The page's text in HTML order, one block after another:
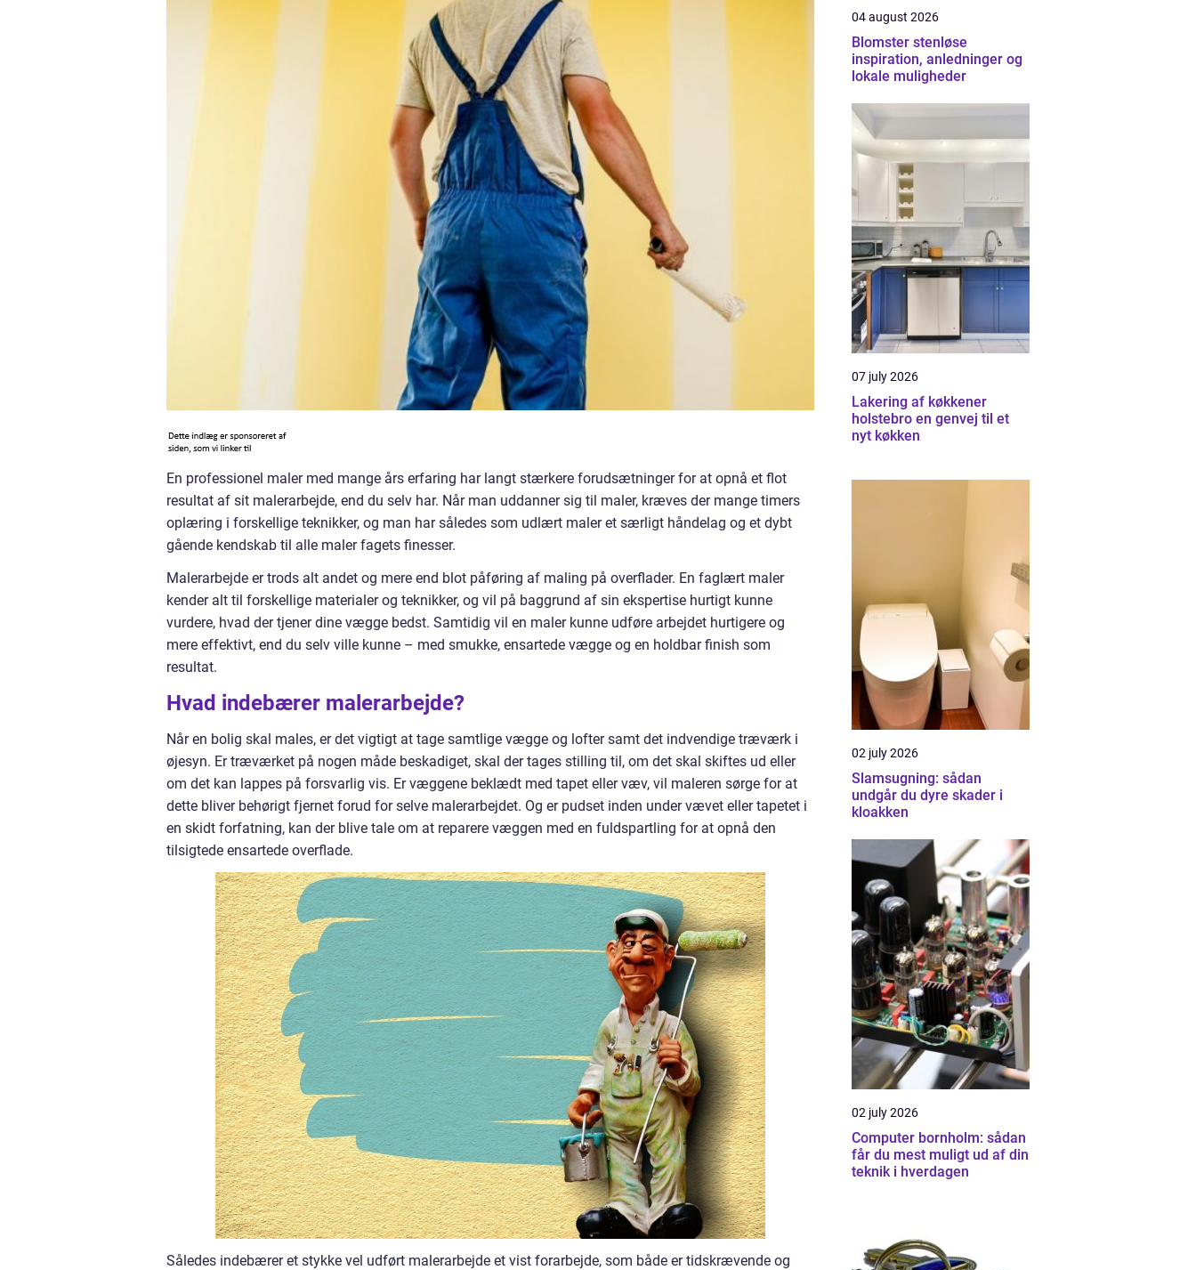
En professionel maler med mange års erfaring har langt stærkere forudsætninger for at opnå et flot
resultat af sit malerarbejde, end du selv har. Når man uddanner sig til maler, kræves der mange timers
oplæring i forskellige teknikker, og man har således som udlært maler et særligt håndelag og et dybt
gående kendskab til alle maler fagets finesser.
Malerarbejde er trods alt andet og mere end blot påføring af maling på overflader. En faglært maler
kender alt til forskellige materialer og teknikker, og vil på baggrund af sin ekspertise hurtigt kunne
vurdere, hvad der tjener dine vægge bedst. Samtidig vil en maler kunne udføre arbejdet hurtigere og
mere effektivt, end du selv ville kunne – med smukke, ensartede vægge og en holdbar finish som
resultat.
Hvad indebærer malerarbejde?
Når en bolig skal males, er det vigtigt at tage samtlige vægge og lofter samt det indvendige træværk i
øjesyn. Er træværket på nogen måde beskadiget, skal der tages stilling til, om det skal skiftes ud eller
om det kan lappes på forsvarlig vis. Er væggene beklædt med tapet eller væv, vil maleren sørge for at
dette bliver behørigt fjernet forud for selve malerarbejdet. Og er pudset inden under vævet eller tapetet i
en skidt forfatning, kan der blive tale om at reparere væggen med en fuldspartling for at opnå den
tilsigtede ensartede overflade.
Således indebærer et stykke vel udført malerarbejde et vist forarbejde, som både er tidskrævende og
04 august 2026
Blomster stenløse
inspiration, anledninger og
lokale muligheder
07 july 2026
Lakering af køkkener
holstebro en genvej til et
nyt køkken
02 july 2026
Slamsugning: sådan
undgår du dyre skader i
kloakken
02 july 2026
Computer bornholm: sådan
får du mest muligt ud af din
teknik i hverdagen